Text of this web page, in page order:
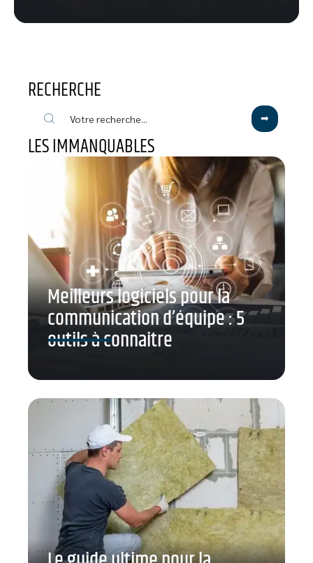
RECHERCHE
LES IMMANQUABLES
Meilleurs logiciels pour la
communication d’équipe : 5
outils à connaitre